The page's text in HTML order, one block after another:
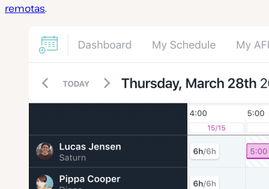
remotas.